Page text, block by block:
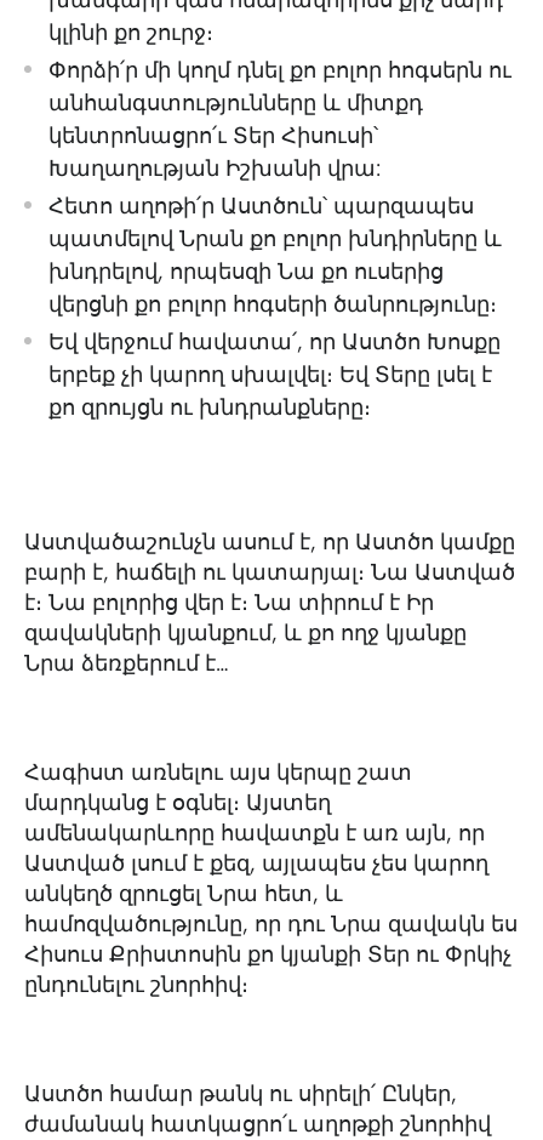
կլինի քո շուրջ։
Փորձի՛ր մի կողմ դնել քո բոլոր հոգսերն ու
անհանգստությունները և միտքդ
կենտրոնացրո՛ւ Տեր Հիսուսի՝
Խաղաղության Իշխանի վրա:
Հետո աղոթի՛ր Աստծուն՝ պարզապես
պատմելով Նրան քո բոլոր խնդիրները և
խնդրելով, որպեսզի Նա քո ուսերից
վերցնի քո բոլոր հոգսերի ծանրությունը։
Եվ վերջում հավատա՛, որ Աստծո Խոսքը
երբեք չի կարող սխալվել։ Եվ Տերը լսել է
քո զրույցն ու խնդրանքները։
Աստվածաշունչն ասում է, որ Աստծո կամքը
բարի է, հաճելի ու կատարյալ։ Նա Աստված
է։ Նա բոլորից վեր է։ Նա տիրում է Իր
զավակների կյանքում, և քո ողջ կյանքը
Նրա ձեռքերում է…
Հագիստ առնելու այս կերպը շատ
մարդկանց է օգնել։ Այստեղ
ամենակարևորը հավատքն է առ այն, որ
Աստված լսում է քեզ, այլապես չես կարող
անկեղծ զրուցել Նրա հետ, և
համոզվածությունը, որ դու Նրա զավակն ես
Հիսուս Քրիստոսին քո կյանքի Տեր ու Փրկիչ
ընդունելու շնորհիվ։
Աստծո համար թանկ ու սիրելի՛ Ընկեր,
ժամանակ հատկացրո՛ւ աղոթքի շնորհիվ